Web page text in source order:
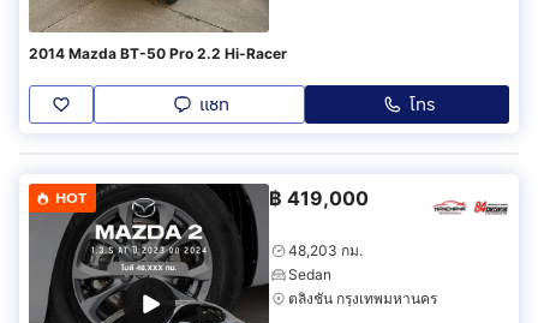
2014 Mazda BT-50 Pro 2.2 Hi-Racer
แชท โทร
HOT ฿ 419,000
48,203 กม.
Sedan
ตลิ่งชัน กรุงเทพมหานคร